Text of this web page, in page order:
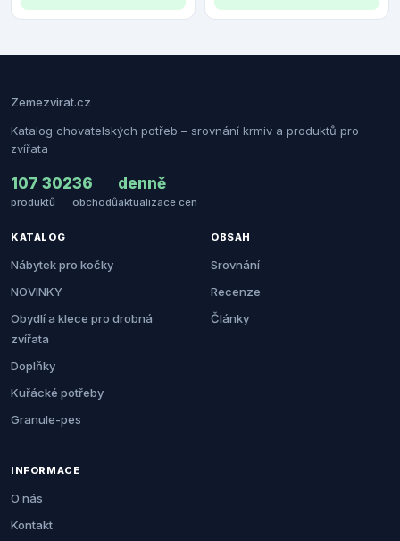
Zemezvirat.cz
Katalog chovatelských potřeb – srovnání krmiv a produktů pro
zvířata
107 302
produktů
36
obchodů
denně
aktualizace cen
KATALOG
Nábytek pro kočky
NOVINKY
Obydlí a klece pro drobná
zvířata
Doplňky
Kuřácké potřeby
Granule-pes
OBSAH
Srovnání
Recenze
Články
INFORMACE
O nás
Kontakt